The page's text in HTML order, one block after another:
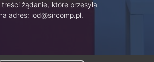
treści żądanie, które przesyła
adres: iod@sircomp.pl.